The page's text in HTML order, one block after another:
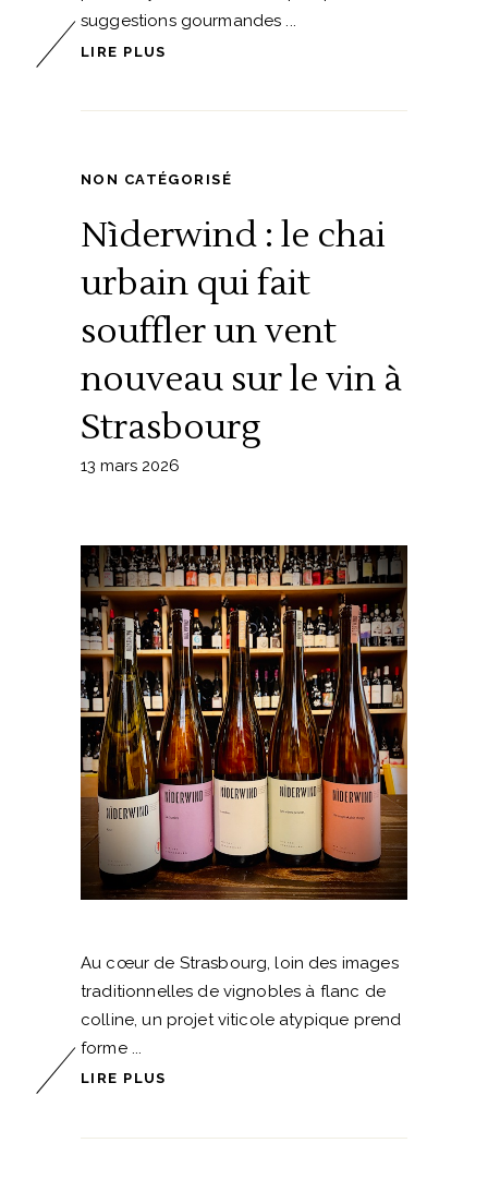
suggestions gourmandes
LIRE PLUS
NON CATÉGORISÉ
Nìderwind : le chai
urbain qui fait
souffler un vent
nouveau sur le vin à
Strasbourg
13 mars 2026
Au cœur de Strasbourg, loin des images
traditionnelles de vignobles à flanc de
colline, un projet viticole atypique prend
forme
LIRE PLUS